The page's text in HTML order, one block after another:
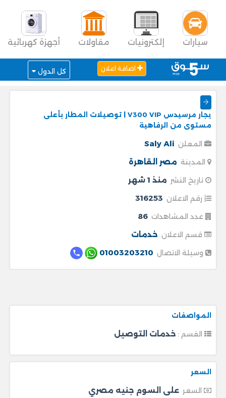
سيارات إلكترونيات مقاولات أجهزة كهربائية
اضافة اعلان كل الدول
يجار مرسيدس V300 VIP | توصيلات المطار بأعلى
مستوى من الرفاهية
المعلن Saly Ali
المدينة مصر القاهرة
تاريخ النشر منذ 1 شهر
رقم الاعلان 316253
عدد المشاهدات 86
قسم الاعلان خدمات
وسيلة الاتصال 01003203210
المواصفات
خدمات التوصيل
السعر
السعر على السوم جنيه مصري